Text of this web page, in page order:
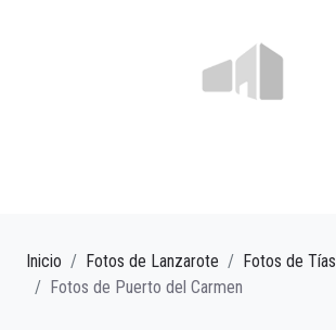
Inicio Fotos de Lanzarote
Fotos de Tías
Fotos de Puerto del Carmen